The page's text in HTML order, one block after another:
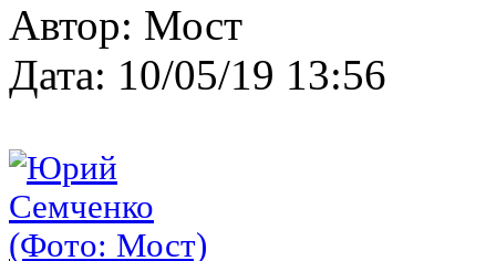
Автор: Мост
Дата: 10/05/19 13:56